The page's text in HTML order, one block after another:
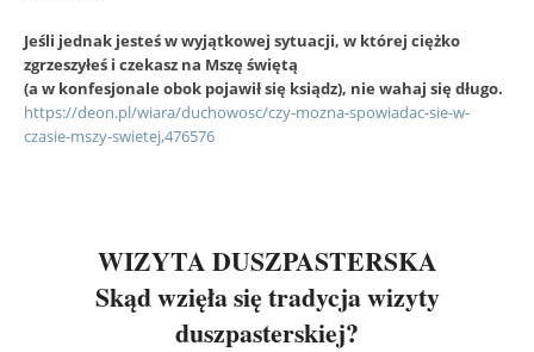
Jeśli jednak jesteś w wyjątkowej sytuacji, w której ciężko
zgrzeszyłeś i czekasz na Mszę świętą
(a w konfesjonale obok pojawił się ksiądz), nie wahaj się długo.
https://deon.pl/wiara/duchowosc/czy-mozna-spowiadac-sie-w-
czasie-mszy-swietej,476576
WIZYTA DUSZPASTERSKA
Skąd wzięła się tradycja wizyty
duszpasterskiej?